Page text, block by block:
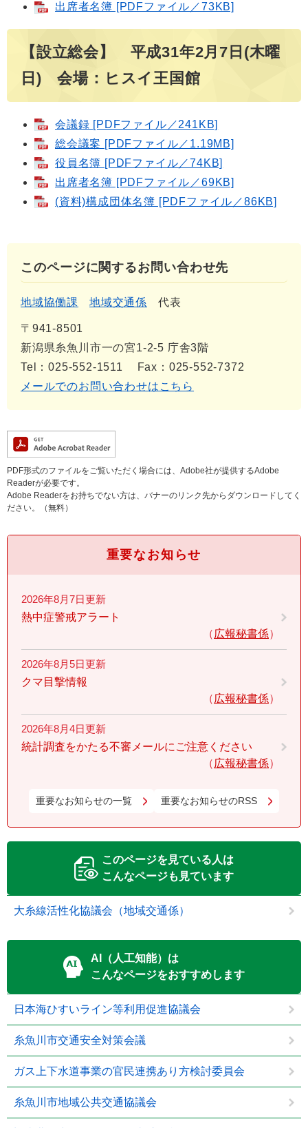
出席者名簿 [PDFファイル／73KB]
【設立総会】 平成31年2月7日(木曜
日) 会場：ヒスイ王国館
会議録 [PDFファイル／241KB]
総会議案 [PDFファイル／1.19MB]
役員名簿 [PDFファイル／74KB]
出席者名簿 [PDFファイル／69KB]
(資料)構成団体名簿 [PDFファイル／86KB]
このページに関するお問い合わせ先
地域協働課 地域交通係 代表
〒941-8501
新潟県糸魚川市一の宮1-2-5 庁舎3階
Tel：025-552-1511
Fax：025-552-7372
メールでのお問い合わせはこちら
PDF形式のファイルをご覧いただく場合には、Adobe社が提供するAdobe
Readerが必要です。
Adobe Readerをお持ちでない方は、バナーのリンク先からダウンロードしてく
ださい。（無料）
重要なお知らせ
2026年8月7日更新
熱中症警戒アラート
広報秘書係
2026年8月5日更新
クマ目撃情報
広報秘書係
2026年8月4日更新
統計調査をかたる不審メールにご注意ください
広報秘書係
重要なお知らせの一覧 重要なお知らせのRSS
このページを見ている人は
こんなページも見ています
大糸線活性化協議会（地域交通係）
AI（人工知能）は
こんなページをおすすめします
日本海ひすいライン等利用促進協議会
糸魚川市交通安全対策会議
ガス上下水道事業の官民連携あり方検討委員会
糸魚川市地域公共交通協議会